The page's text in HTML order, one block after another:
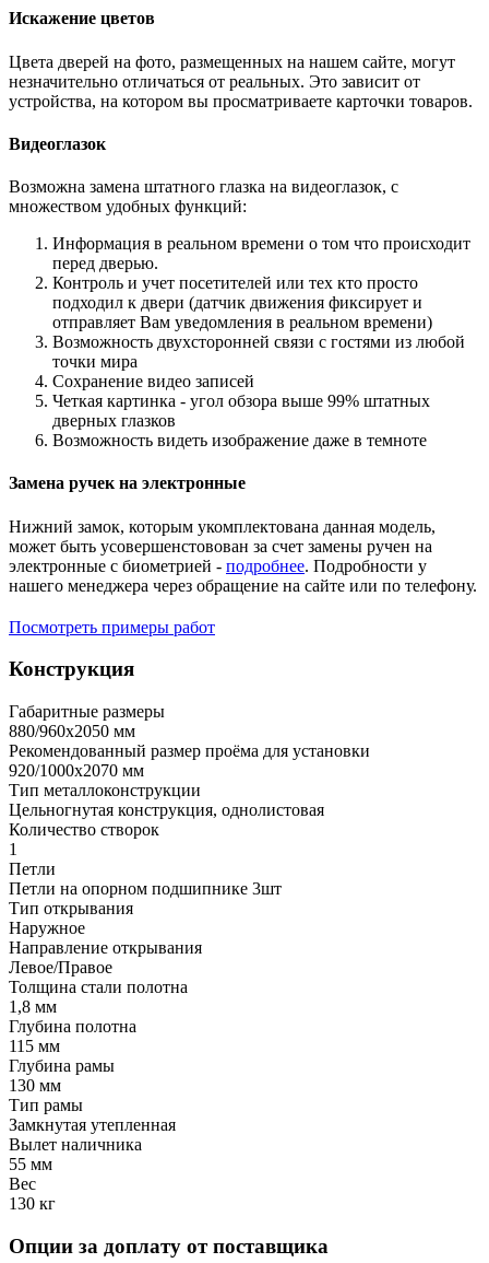
Искажение цветов
Цвета дверей на фото, размещенных на нашем сайте, могут
незначительно отличаться от реальных. Это зависит от
устройства, на котором вы просматриваете карточки товаров.
Видеоглазок
Возможна замена штатного глазка на видеоглазок, с
множеством удобных функций:
Информация в реальном времени о том что происходит
перед дверью.
Контроль и учет посетителей или тех кто просто
подходил к двери (датчик движения фиксирует и
отправляет Вам уведомления в реальном времени)
Возможность двухсторонней связи с гостями из любой
точки мира
Сохранение видео записей
Четкая картинка - угол обзора выше 99% штатных
дверных глазков
Возможность видеть изображение даже в темноте
Замена ручек на электронные
Нижний замок, которым укомплектована данная модель,
может быть усовершенстовован за счет замены ручен на
электронные с биометрией - подробнее. Подробности у
нашего менеджера через обращение на сайте или по телефону.
Посмотреть примеры работ
Конструкция
Габаритные размеры
880/960х2050 мм
Рекомендованный размер проёма для установки
920/1000х2070 мм
Тип металлоконструкции
Цельногнутая конструкция, однолистовая
Количество створок
1
Петли
Петли на опорном подшипнике 3шт
Тип открывания
Наружное
Направление открывания
Левое/Правое
Толщина стали полотна
1,8 мм
Глубина полотна
115 мм
Глубина рамы
130 мм
Тип рамы
Замкнутая утепленная
Вылет наличника
55 мм
Вес
130 кг
Опции за доплату от поставщика